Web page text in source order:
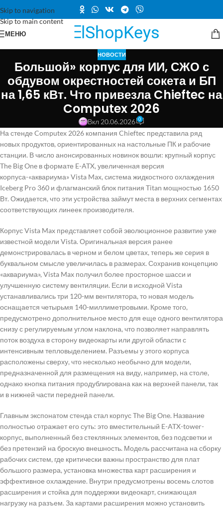
Skip to navigation
Skip to main content
МЕНЮ
НОВОСТИ
Большой» корпус для ИИ, СЖО с
обдувом окрестностей сокета и БП
на 1,65 кВт. Что привезла Chieftec на
Computex 2026
Вкл 20.06.2026 0
На стенде Computex 2026 компания Chieftec представила ряд
новых продуктов, ориентированных на настольные ПК и рабочие
станции. В число анонсированных новинок вошли: крупный корпус
The Big One в формате E-ATX, увеличенная версия
корпуса-«аквариума» Vista Max, система жидкостного охлаждения
Iceberg Pro 360 и флагманский блок питания Titan мощностью 1650
Вт. Ожидается, что эти устройства займут места в верхних сегментах
соответствующих линеек производителя.
Корпус Vista Max представляет собой эволюционное развитие уже
известной модели Vista. Оригинальная версия ранее
демонстрировалась в черном и белом цветах, теперь же серия в
буквальном смысле увеличилась в размерах. Сохранив концепцию
«аквариума», Vista Max получил более просторное шасси и
улучшенную систему вентиляции. Если в исходной Vista
устанавливались три 120-мм вентилятора, то новая модель
оснащается четырьмя 140-миллиметровыми. Кроме того,
предусмотрено дополнительное место для еще одного вентилятора
снизу с регулируемым углом наклона, что позволяет направлять
поток воздуха в сторону видеокарты или другой области с
интенсивным тепловыделением. Разъемы у этого корпуса
расположены сверху, что несколько необычно для модели,
предназначенной для размещения на виду, например, на столе,
однако кнопка питания продублирована как на верхней панели, так
и в нижней части передней панели.
Главным экспонатом стенда стал корпус The Big One. Название
полностью отражает его суть: это вместительный E-ATX-tower-
корпус, выполненный без стеклянных элементов, без подсветки и
без претензий на броскую внешность. Модель рассчитана на сборку
рабочих систем, где критически важны пространство для плат
большого размера, установка множества карт расширения и
эффективное охлаждение. Внутри предусмотрены восемь слотов
расширения и стойка для поддержки видеокарт, снижающая
нагрузку на разъем. За картами расширения можно установить